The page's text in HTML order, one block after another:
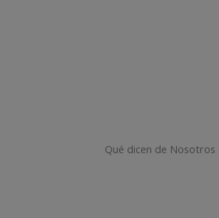
Qué dicen de Nosotros